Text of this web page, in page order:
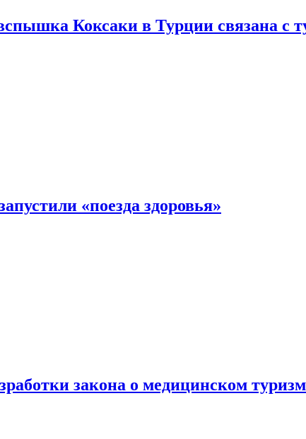
Коксаки в Турции связана с
«поезда здоровья»
закона о медицинском